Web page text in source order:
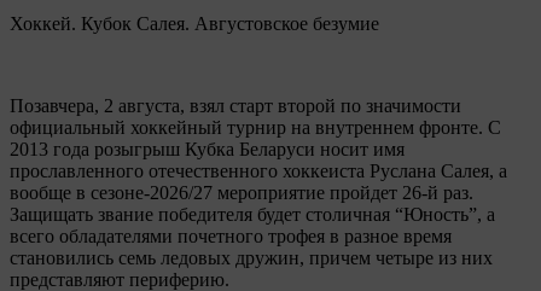
Хоккей. Кубок Салея. Августовское безумие
Позавчера, 2 августа, взял старт второй по значимости
официальный хоккейный турнир на внутреннем фронте. C
2013 года розыгрыш Кубка Беларуси носит имя
прославленного отечественного хоккеиста Руслана Салея, а
вообще в сезоне-2026/27 мероприятие пройдет 26-й раз.
Защищать звание победителя будет столичная “Юность”, а
всего обладателями почетного трофея в разное время
становились семь ледовых дружин, причем четыре из них
представляют периферию.